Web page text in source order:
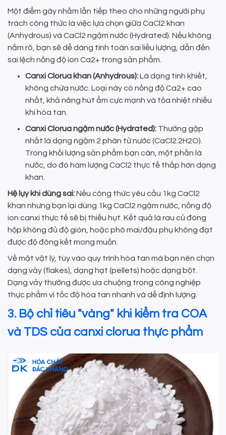
Một điểm gây nhầm lẫn tiếp theo cho những người phụ
trách công thức là việc lựa chọn giữa CaCl2 khan
(Anhydrous) và CaCl2 ngậm nước (Hydrated). Nếu không
nắm rõ, bạn sẽ dễ dàng tính toán sai liều lượng, dẫn đến
sai lệch nồng độ ion Ca2+ trong sản phẩm.
Canxi Clorua khan (Anhydrous):Là dạng tinh khiết,
không chứa nước. Loại này có nồng độ Ca2+ cao
nhất, khả năng hút ẩm cực mạnh và tỏa nhiệt nhiều
khi hòa tan.
Canxi Clorua ngậm nước (Hydrated): Thường gặp
nhất là dạng ngậm 2 phân tử nước (CaCl2.2H2O).
Trong khối lượng sản phẩm bạn cân, một phần là
nước, do đó hàm lượng CaCl2 thực tế thấp hơn dạng
khan.
Hệ lụy khi dùng sai:Nếu công thức yêu cầu 1kg CaCl2
khan nhưng bạn lại dùng 1kg CaCl2 ngậm nước, nồng độ
ion canxi thực tế sẽ bị thiếu hụt. Kết quả là rau củ đóng
hộp không đủ độ giòn, hoặc phô mai/đậu phụ không đạt
được độ đông kết mong muốn.
Về mặt vật lý, tùy vào quy trình hòa tan mà bạn nên chọn
dạng vảy (flakes), dạng hạt (pellets) hoặc dạng bột.
Dạng vảy thường được ưa chuộng trong công nghiệp
thực phẩm vì tốc độ hòa tan nhanh và dễ định lượng.
3. Bộ chỉ tiêu "vàng" khi kiểm tra COA
và TDS của canxi clorua thực phẩm